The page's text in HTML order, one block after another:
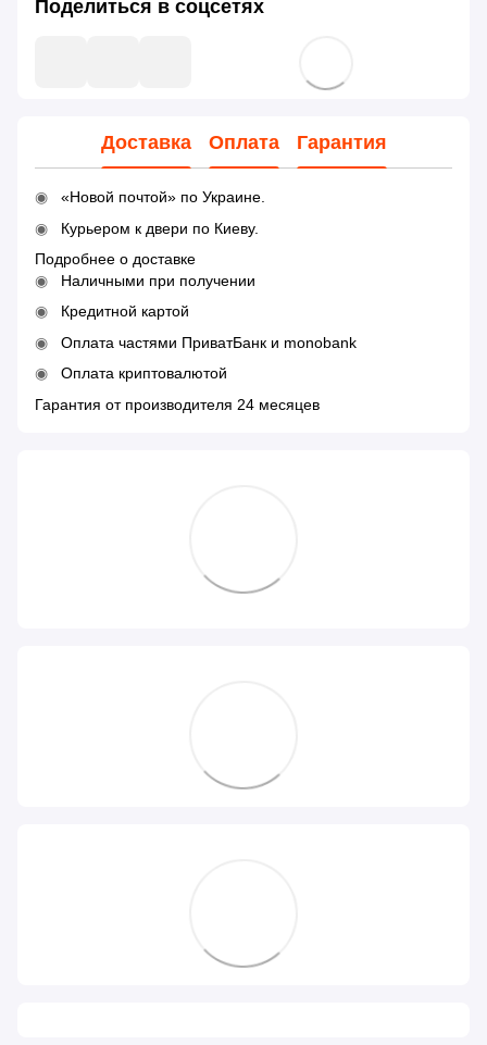
Поделиться в соцсетях
Доставка Оплата Гарантия
«Новой почтой» по Украине.
Курьером к двери по Киеву.
Подробнее о доставке
Наличными при получении
Кредитной картой
Оплата частями ПриватБанк и monobank
Оплата криптовалютой
Гарантия от производителя 24 месяцев